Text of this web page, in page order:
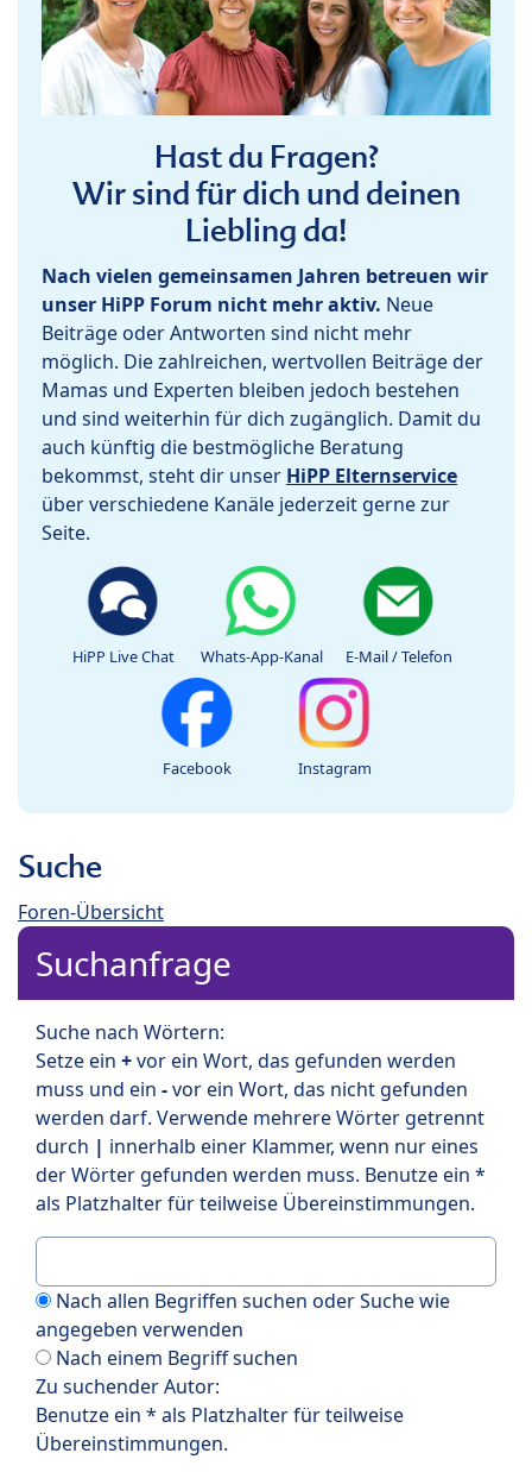
Hast du Fragen?
Wir sind für dich und deinen
Liebling da!
Nach vielen gemeinsamen Jahren betreuen wir
unser HiPP Forum nicht mehr aktiv. Neue
Beiträge oder Antworten sind nicht mehr
möglich. Die zahlreichen, wertvollen Beiträge der
Mamas und Experten bleiben jedoch bestehen
und sind weiterhin für dich zugänglich. Damit du
auch künftig die bestmögliche Beratung
bekommst, steht dir unser HiPP Elternservice
über verschiedene Kanäle jederzeit gerne zur
Seite.
HiPP Live Chat Whats-App-Kanal E-Mail / Telefon
Facebook Instagram
Suche
Foren-Übersicht
Suchanfrage
Suche nach Wörtern:
Setze ein +vor ein Wort, das gefunden werden
muss und ein -vor ein Wort, das nicht gefunden
werden darf. Verwende mehrere Wörter getrennt
durch | innerhalb einer Klammer, wenn nur eines
der Wörter gefunden werden muss. Benutze ein *
als Platzhalter für teilweise Übereinstimmungen.
Nach allen Begriffen suchen oder Suche wie
angegeben verwenden
Nach einem Begriff suchen
Zu suchender Autor:
Benutze ein * als Platzhalter für teilweise
Übereinstimmungen.